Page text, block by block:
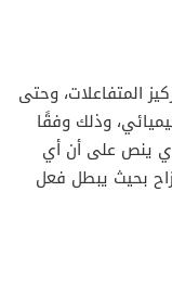
المتفاعلات، وحتى
وذلك وفقًا
ينص على أن أي
بحيث يبطل فعل